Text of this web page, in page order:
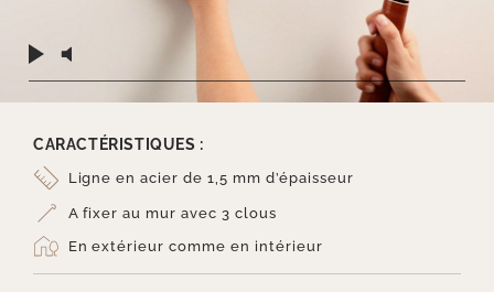
CARACTÉRISTIQUES :
Ligne en acier de 1,5 mm d’épaisseur
A fixer au mur avec 3 clous
En extérieur comme en intérieur